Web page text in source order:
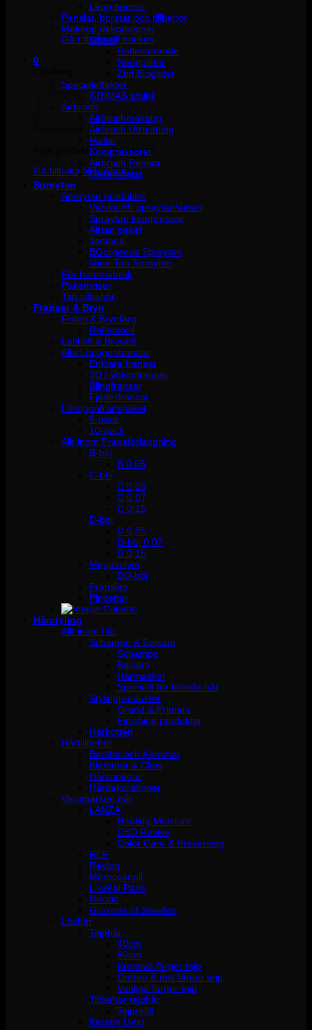
Inga produkter i varukorgen.
Gå tillbaka till butiken
0
Inga produkter i varukorgen.
Gå tillbaka till butiken
Läpp pennor
Penslar, borstar och tillbehör
Makeup dekorationer
Glitter
Reflekterande
Neonglitter
Ztirl Bioglitter
Specialeffekter
GRIMAS smink
Airbrush
Airbrushmakeup
Airbrush Utrustning
Mallar
Kompressorer
Airbrush Pennor
Reservdelar
Spraytan
Spraytan produkter
Vätska för spraytan/airtan
Spraytan kompressor
Airtan paket
Jantana
BGorgeous Spraytan
Mine Tan Spraytan
För hemmabruk
Paketpriser
Tan tillbehör
Fransar & Bryn
Frans & Brynfärg
Reflectocil
Lashlift & Browlift
Alla Lösögonfransar
Enklare fransar
3D / Volymfransar
Blingfransar
Fjäderfransar
Lösögonfranspaket
5-pack
10-pack
Allt inom Fransförlängning
B-böj
B 0.05
C-böj
C 0,05
C 0,07
C 0,15
D-böj
D 0,05
D-böj 0,07
D 0,15
Megavolym
DD-böj
Franslim
Pincetter
Hårstyling
Allt inom hår
Schampo & Balsam
Schampo
Balsam
Hårmasker
Speciellt för blonda hår
Stylingprodukter
Grund & Primers
Finishing produkter
Hårbotten
Hårtillbehör
Borstar och Kammar
Klämmor & Clips
Hårsnoddar
Hårdekorationer
Varumärken hår
LANZA
Healing Moisture
CBD Revive
Color Care & Preserving
REF
Revlon
Moroccanoil
L´oréal Paris
Neccin
Grazette of Sweden
Löshår
Tejphår
40cm
60cm
Kreativa färger tejp
Ombre & mix färger tejp
Vanliga färger tejp
Tillbehör tejphår
Tejprefill
Keratin U-tip